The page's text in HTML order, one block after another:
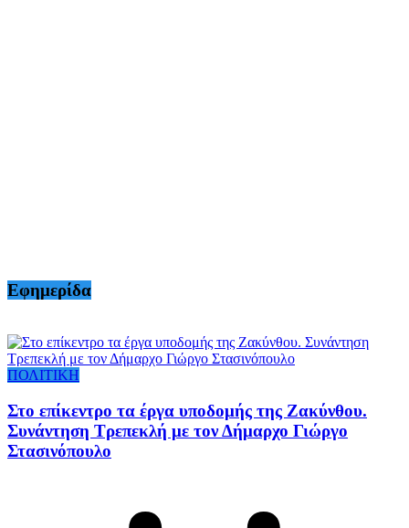
Εφημερίδα
ΠΟΛΙΤΙΚΗ
Στο επίκεντρο τα έργα υποδομής της Ζακύνθου.
Συνάντηση Τρεπεκλή με τον Δήμαρχο Γιώργο
Στασινόπουλο